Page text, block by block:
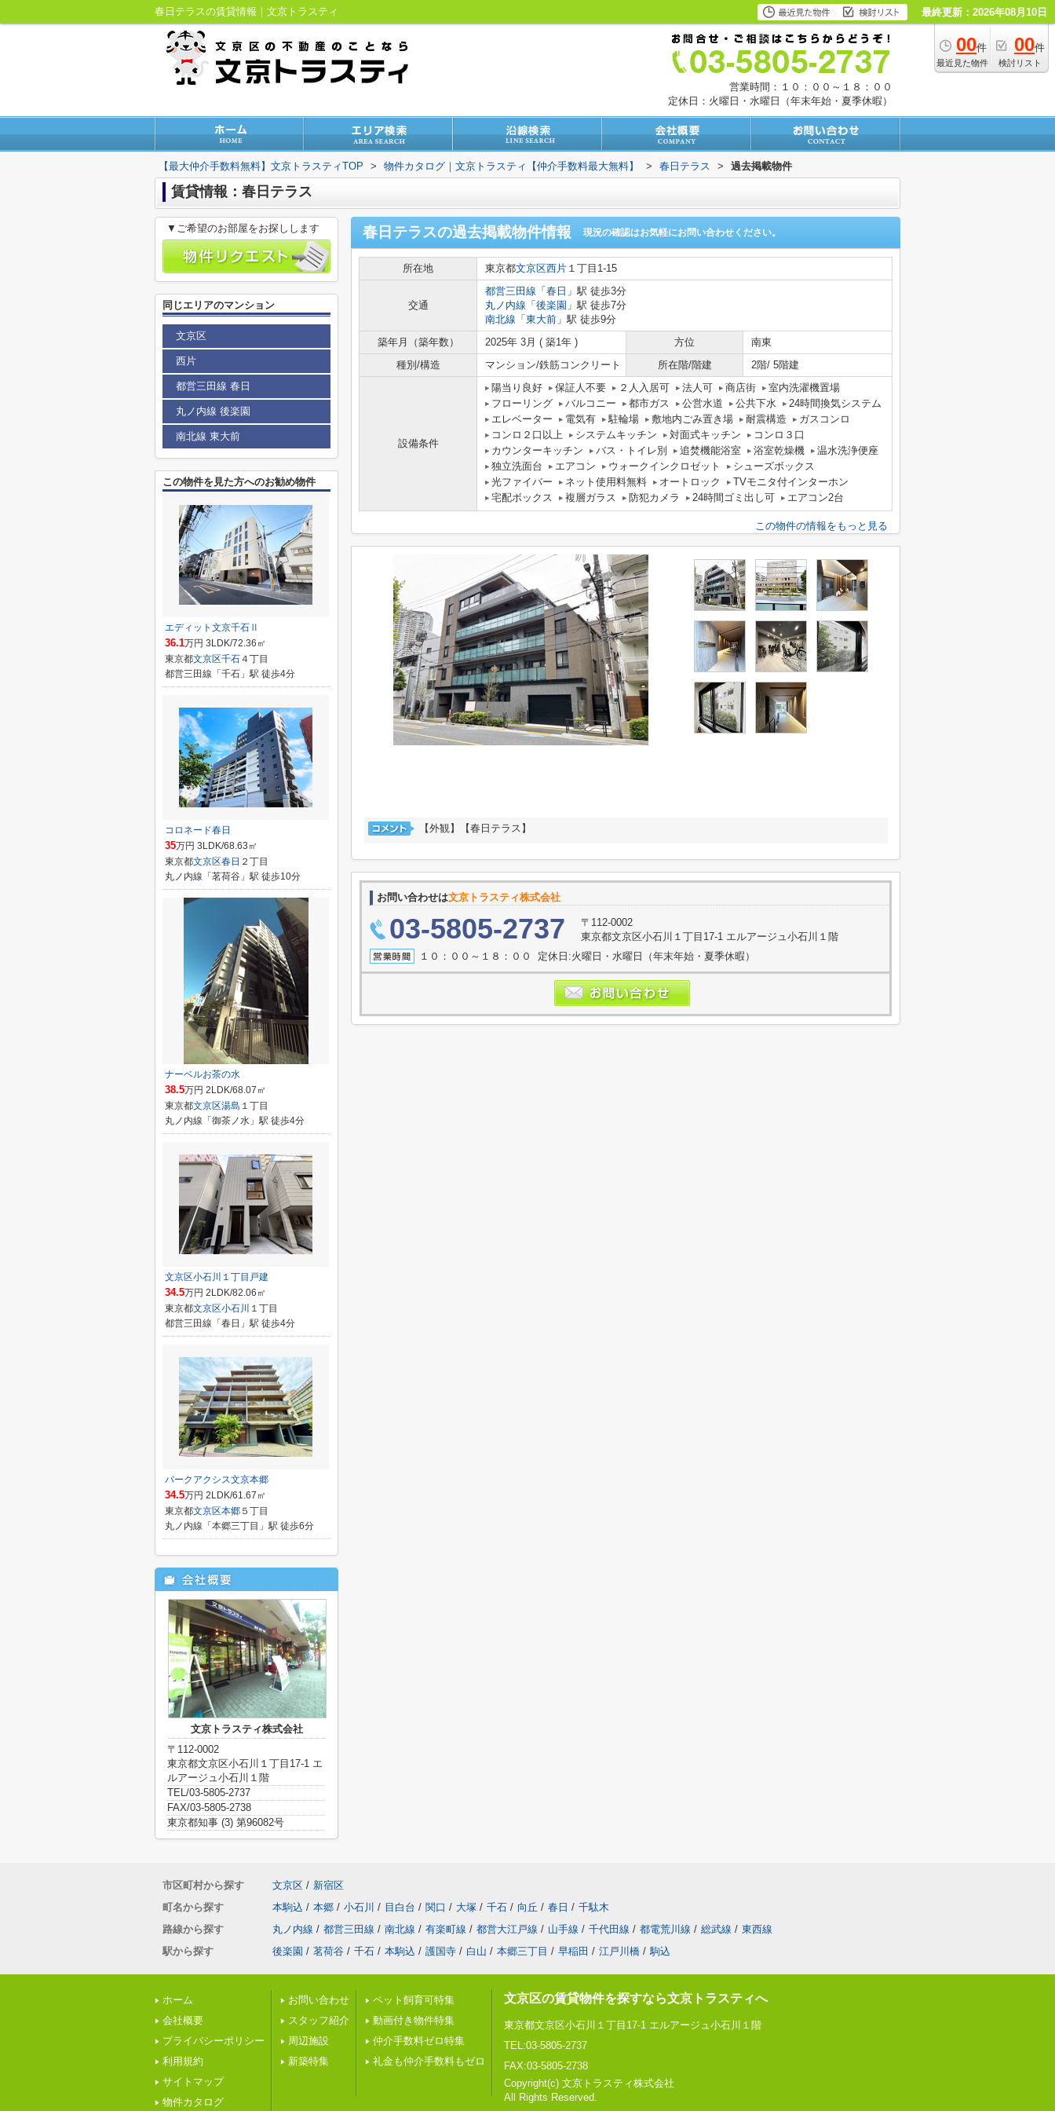
春日テラスの賃貸情報｜文京トラスティ 最終更新：2026年08月10日
00件
最近見た物件
00件
検討リスト
営業時間：１０：００～１８：００
定休日：火曜日・水曜日（年末年始・夏季休暇）
【最大仲介手数料無料】文京トラスティTOP > 物件カタログ｜文京トラスティ【仲介手数料最大無料】 > 春日テラス > 過去掲載物件
賃貸情報：春日テラス
春日テラスの過去掲載物件情報 現況の確認はお気軽にお問い合わせください。
所在地 東京都文京区西片 １丁目1-15
交通
都営三田線 「 春日 」駅 徒歩3分
丸ノ内線 「 後楽園 」駅 徒歩7分
南北線 「 東大前 」駅 徒歩9分
築年月（築年数）
2025年 3月 ( 築1年 ) 方位
南東
種別/構造
マンション/鉄筋コンクリート 所在階/階建 2階/ 5階建
設備条件
陽当り良好 保証人不要 ２人入居可 法人可 商店街
室内洗濯機置場
フローリング
バルコニー 都市ガス 公営水道 公共下水
24時間換気システム
エレベーター
電気有 駐輪場 敷地内ごみ置き場 耐震構造
ガスコンロ
コンロ２口以上
システムキッチン 対面式キッチン
コンロ３口
カウンターキッチン
バス・トイレ別 追焚機能浴室 浴室乾燥機
温水洗浄便座
独立洗面台
エアコン ウォークインクロゼット
シューズボックス
光ファイバー
ネット使用料無料 オートロック
TVモニタ付インターホン
宅配ボックス
複層ガラス 防犯カメラ 24時間ゴミ出し可 エアコン2台
この物件の情報をもっと見る
【外観】【春日テラス】
お問い合わせは文京トラスティ株式会社
03-5805-2737
〒112-0002
東京都文京区小石川１丁目17-1 エルアージュ小石川１階
１０：００～１８：００ 定休日:火曜日・水曜日（年末年始・夏季休暇）
▼ご希望のお部屋をお探しします
同じエリアのマンション
文京区
西片
都営三田線 春日
丸ノ内線 後楽園
南北線 東大前
この物件を見た方へのお勧め物件
エディット文京千石Ⅱ
36.1万円 3LDK/72.36㎡
東京都文京区千石４丁目
都営三田線「千石」駅 徒歩4分
コロネード春日
35万円 3LDK/68.63㎡
東京都文京区春日 ２丁目
丸ノ内線「茗荷谷」駅 徒歩10分
ナーベルお茶の水
38.5万円 2LDK/68.07㎡
東京都文京区湯島 １丁目
丸ノ内線「御茶ノ水」駅 徒歩4分
文京区小石川１丁目戸建
34.5万円 2LDK/82.06㎡
東京都文京区小石川 １丁目
都営三田線「春日」駅 徒歩4分
パークアクシス文京本郷
34.5万円 2LDK/61.67㎡
東京都文京区本郷 ５丁目
丸ノ内線「本郷三丁目」駅 徒歩6分
文京トラスティ株式会社
〒112-0002
東京都文京区小石川１丁目17-1 エ
ルアージュ小石川１階
TEL/03-5805-2737
FAX/03-5805-2738
東京都知事 (3) 第96082号
市区町村から探す 文京区 / 新宿区
町名から探す
本駒込 / 本郷 / 小石川 / 目白台 / 関口 / 大塚 / 千石 / 向丘 / 春日 / 千駄木
路線から探す
丸ノ内線 / 都営三田線 / 南北線 / 有楽町線 / 都営大江戸線 / 山手線 / 千代田線 / 都電荒川線 / 総武線 / 東西線
駅から探す
後楽園 / 茗荷谷 / 千石 / 本駒込 / 護国寺 / 白山 / 本郷三丁目 / 早稲田 / 江戸川橋 / 駒込
ホーム
会社概要
プライバシーポリシー
利用規約
サイトマップ
物件カタログ
お問い合わせ
スタッフ紹介
周辺施設
新築特集
ペット飼育可特集
動画付き物件特集
仲介手数料ゼロ特集
礼金も仲介手数料もゼロ
文京区の賃貸物件を探すなら文京トラスティへ
東京都文京区小石川１丁目17-1 エルアージュ小石川１階
TEL:03-5805-2737
FAX:03-5805-2738
Copyright(c) 文京トラスティ株式会社
All Rights Reserved.